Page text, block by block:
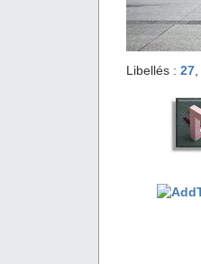
Libellés : 27,